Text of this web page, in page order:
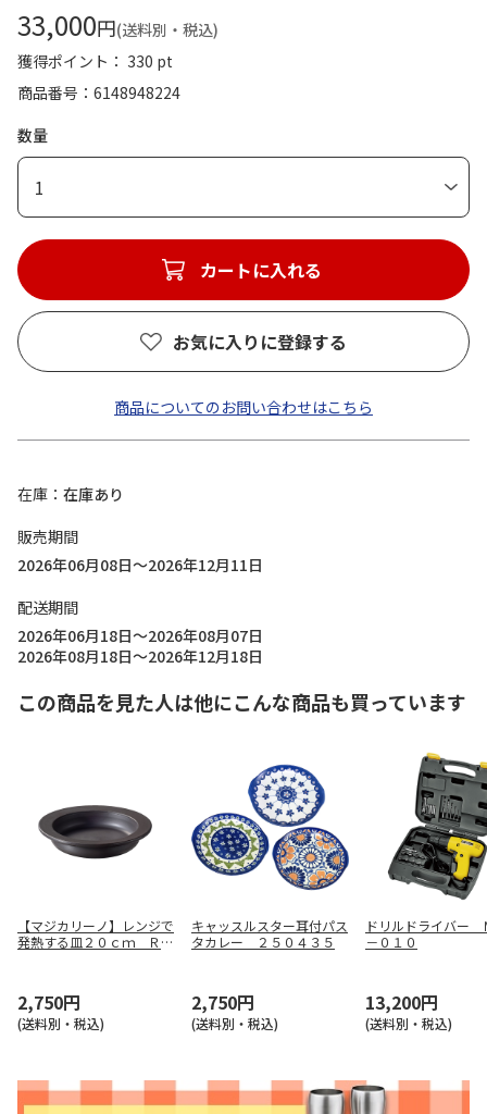
33,000円(送料別・税込)
獲得ポイント： 330 pt
商品番号
6148948224
数量
1
カートに入れる
お気に入りに登録する
商品についてのお問い合わせはこちら
在庫
在庫あり
販売期間
2026年06月08日～2026年12月11日
配送期間
2026年06月18日～2026年08月07日
2026年08月18日～2026年12月18日
この商品を見た人は他にこんな商品も買っています
【マジカリーノ】レンジで
発熱する皿２０ｃｍ ＲＥ
2,750円
(送料別・税込)
キャッスルスター耳付パス
タカレー ２５０４３５
2,750円
(送料別・税込)
ドリルドライバー
－０１０
13,200円
(送料別・税込)